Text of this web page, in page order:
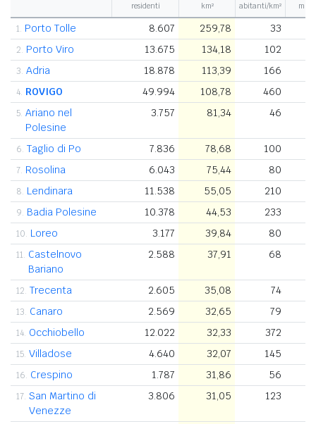
residenti km² abitanti/km² m
1. Porto Tolle 8.607 259,78 33
2. Porto Viro 13.675 134,18 102
3. Adria 18.878 113,39 166
4. ROVIGO 49.994 108,78 460
5. Ariano nel
Polesine
3.757 81,34 46
6. Taglio di Po 7.836 78,68 100
7. Rosolina 6.043 75,44 80
8. Lendinara 11.538 55,05 210
9. Badia Polesine 10.378 44,53 233
10. Loreo 3.177 39,84 80
11. Castelnovo
Bariano
2.588 37,91 68
12. Trecenta 2.605 35,08 74
13. Canaro 2.569 32,65 79
14. Occhiobello 12.022 32,33 372
15. Villadose 4.640 32,07 145
16. Crespino 1.787 31,86 56
17. San Martino di
Venezze
3.806 31,05 123